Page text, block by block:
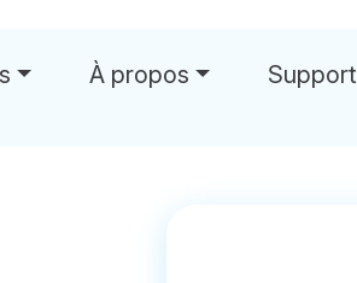
À propos Support